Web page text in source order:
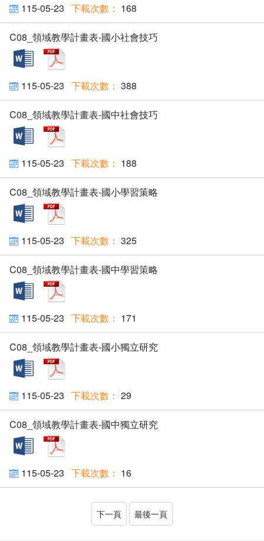
115-05-23 168
C08_領域教學計畫表-國小社會技巧
docx
115-05-23 388
C08_領域教學計畫表-國中社會技巧
docx
115-05-23 188
C08_領域教學計畫表-國小學習策略
docx
115-05-23 325
C08_領域教學計畫表-國中學習策略
docx
115-05-23 171
C08_領域教學計畫表-國小獨立研究
docx
115-05-23 29
C08_領域教學計畫表-國中獨立研究
docx
115-05-23 16
下一頁 最後一頁